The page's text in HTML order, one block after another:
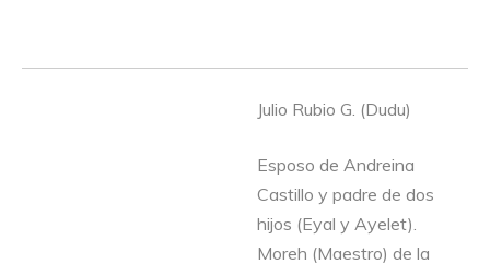
Julio Rubio G. (Dudu)
Esposo de Andreina
Castillo y padre de dos
hijos (Eyal y Ayelet).
Moreh (Maestro) de la